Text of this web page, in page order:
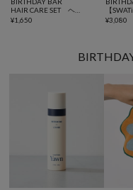
¥1,650
¥3,080